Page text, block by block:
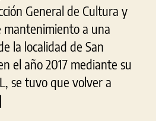
General de Cultura y
mantenimiento a una
la localidad de San
el año 2017 mediante su
se tuvo que volver a